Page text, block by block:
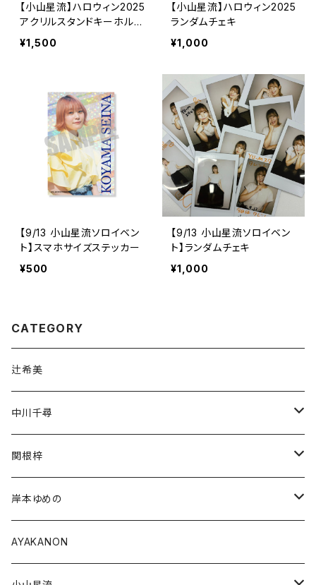
【小山星流】ハロウィン2025
アクリルスタンドキーホルダ
ー
¥1,500
【小山星流】ハロウィン2025
ランダムチェキ
¥1,000
【9/13 小山星流ソロイベン
ト】スマホサイズステッカー
¥500
【9/13 小山星流ソロイベン
ト】ランダムチェキ
¥1,000
CATEGORY
辻希美
中川千尋
通常商品
受注商品
関根梓
通常商品
受注商品
岸本ゆめの
通常商品
AYAKANON